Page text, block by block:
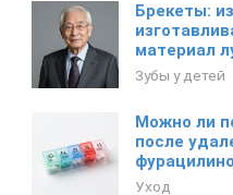
Брекеты:
материал
Зубы у детей
Можно ли
после
Уход